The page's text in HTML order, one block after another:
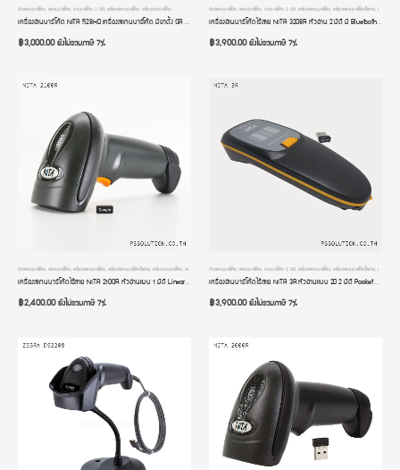
ตัวสแกนบาร์โค้ด สแกนบาร์โค้ด อ่านบาร์โค้ด 2 มิติ เครื่องสแกนบาร์โค้ด เครื่องอ่านบาร์โค้ด
เครื่องอ่านบาร์โค้ด NITA 528HD เครื่องสแกนบาร์โค้ด มีขาตั้ง QR Code Reader หัวอ่านความละเอียดสูงพิเศษ 1280 x 800 Pixels
฿3,000.00ยังไม่รวมภาษี 7%
ตัวสแกนบาร์โค้ด สแกนบาร์โค้ด อ่านบาร์โค้ด 2 มิติ เครื่องสแกนบาร์โค้ด เครื่องสแกนบาร์โค้ดไร้สาย เครื่องอ่านบาร์โค้ด
เครื่องอ่านบาร์โค้ดไร้สาย NITA 3208R หัวอ่าน 2 มิติ มี Bluetooth รองรับ Windows / MAC OS / iOS / Android มีโหมดสลับภาษา รับประกัน 2 ปี
฿3,900.00ยังไม่รวมภาษี 7%
ตัวสแกนบาร์โค้ด สแกนบาร์โค้ด เครื่องสแกนบาร์โค้ด เครื่องสแกนบาร์โค้ดไร้สาย เครื่องอ่านบาร์โค้ด เครื่องอ่านบาร์โค้ดมือถือ
เครื่องสแกนบาร์โค้ดไร้สาย NITA 2100R หัวอ่านแบบ 1 มิติ Linear Image มี Bluetooth มีโหมดสลับภาษา
฿2,400.00ยังไม่รวมภาษี 7%
ตัวสแกนบาร์โค้ด สแกนบาร์โค้ด อ่านบาร์โค้ด 2 มิติ เครื่องสแกนบาร์โค้ด เครื่องสแกนบาร์โค้ดไร้สาย เครื่องอ่านบาร์โค้ด
เครื่องอ่านบาร์โค้ดไร้สาย NITA 3R หัวอ่านแบบ 2D 2 มิติ Pocket Barcode Scanner Bluetooth เครื่องอ่าน qr code แบบพกพา รองรับทั้งคอมพิวเตอร์ และโทรศัพท์มือถือ iOS Android การเชื่อมต่อแบบ 3 in 1
฿3,900.00ยังไม่รวมภาษี 7%